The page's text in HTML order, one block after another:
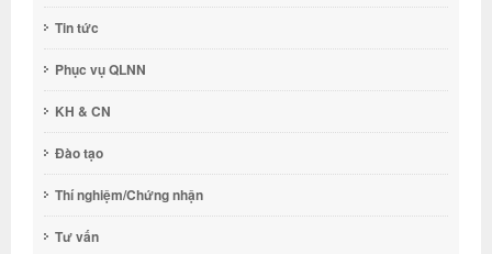
Tin tức
Phục vụ QLNN
KH & CN
Đào tạo
Thí nghiệm/Chứng nhận
Tư vấn